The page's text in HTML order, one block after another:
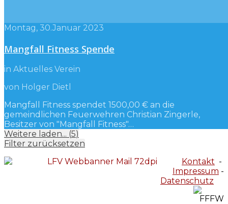
Montag, 30.Januar 2023
Mangfall Fitness Spende
in Aktuelles Verein
von Holger Dietl
Mangfall Fitness spendet 1500,00 € an die
gemeindlichen Feuerwehren Christian Zingerle,
Besitzer von "Mangfall Fitness"…
Weitere laden... (5)
Filter zurücksetzen
Kontakt -
Impressum -
Datenschutz